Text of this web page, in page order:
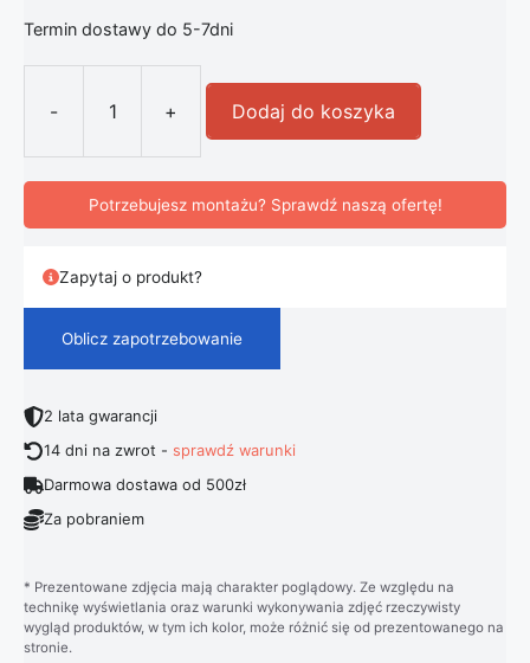
Termin dostawy do 5-7dni
-
ilość Stelaż Na Hamak Metalowy
+ Dodaj do koszyka
Potrzebujesz montażu? Sprawdź naszą ofertę!
Zapytaj o produkt?
Oblicz zapotrzebowanie
2 lata gwarancji
14 dni na zwrot -sprawdź warunki
Darmowa dostawa od 500zł
Za pobraniem
* Prezentowane zdjęcia mają charakter poglądowy. Ze względu na
technikę wyświetlania oraz warunki wykonywania zdjęć rzeczywisty
wygląd produktów, w tym ich kolor, może różnić się od prezentowanego na
stronie.